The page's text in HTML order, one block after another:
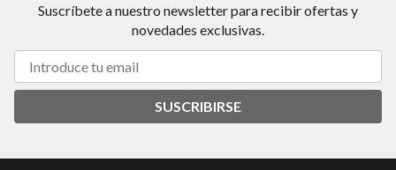
Suscríbete a nuestro newsletter para recibir ofertas y
novedades exclusivas.
SUSCRIBIRSE